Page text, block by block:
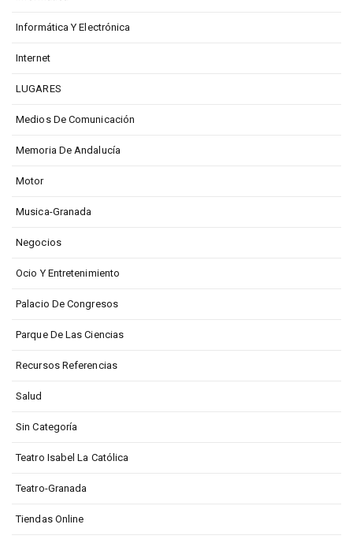
Informática Y Electrónica
Internet
LUGARES
Medios De Comunicación
Memoria De Andalucía
Motor
Musica-Granada
Negocios
Ocio Y Entretenimiento
Palacio De Congresos
Parque De Las Ciencias
Recursos Referencias
Salud
Sin Categoría
Teatro Isabel La Católica
Teatro-Granada
Tiendas Online